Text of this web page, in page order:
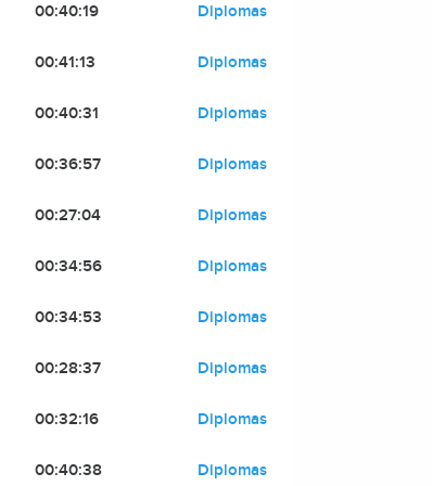
00:40:19 Diplomas
00:41:13 Diplomas
00:40:31 Diplomas
00:36:57 Diplomas
00:27:04 Diplomas
00:34:56 Diplomas
00:34:53 Diplomas
00:28:37 Diplomas
00:32:16 Diplomas
00:40:38 Diplomas